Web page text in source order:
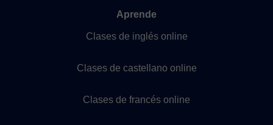
Aprende
Clases de inglés online
Clases de castellano online
Clases de francés online